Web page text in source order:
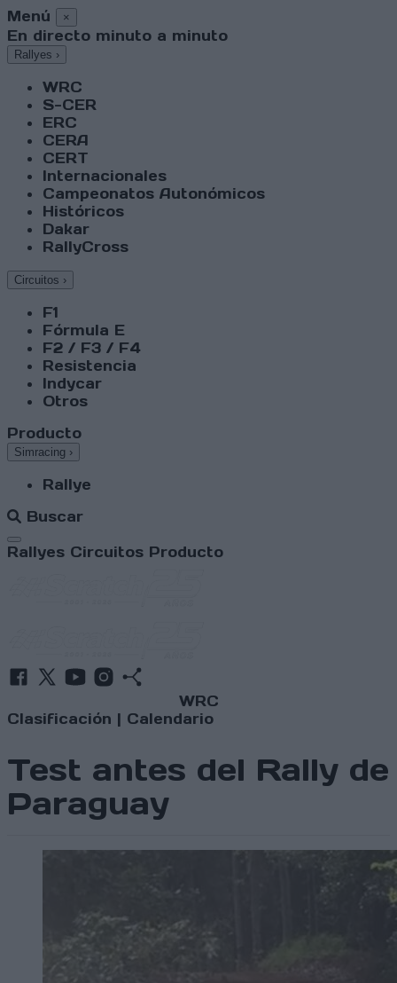
Menú ×
En directo minuto a minuto
Rallyes ›
WRC
S-CER
ERC
CERA
CERT
Internacionales
Campeonatos Autonómicos
Históricos
Dakar
RallyCross
Circuitos ›
F1
Fórmula E
F2 / F3 / F4
Resistencia
Indycar
Otros
Producto
Simracing ›
Rallye
Buscar
Abrir menú
Rallyes Circuitos Producto
WRC
Clasificación | Calendario
Test antes del Rally de
Paraguay